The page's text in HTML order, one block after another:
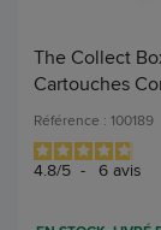
The Collect
Cartouches
Référence : 100189
4.8/5 - 6 avis